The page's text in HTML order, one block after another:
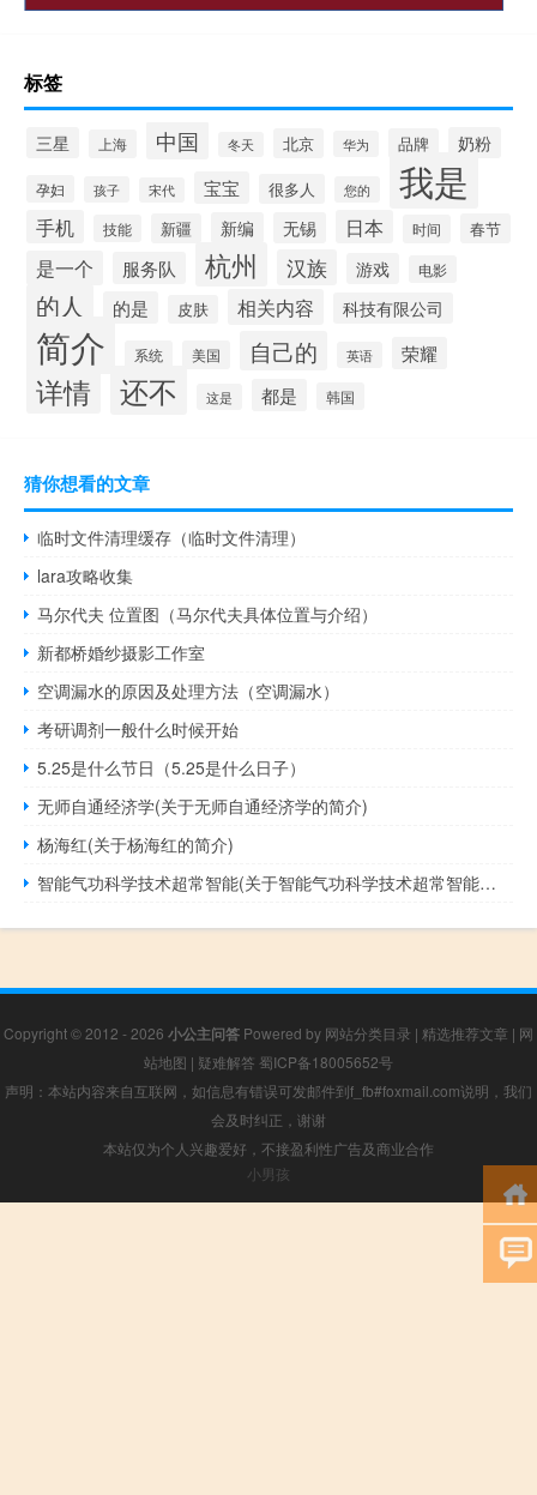
标签
三星 上海 中国 冬天 北京 华为 品牌 奶粉
孕妇 孩子 宋代 宝宝 很多人 您的 我是
手机 技能 新疆 新编 无锡 日本 时间 春节
是一个 服务队 杭州 汉族 游戏 电影
的人 的是 皮肤 相关内容 科技有限公司
简介 系统 美国 自己的 英语 荣耀
详情 还不 这是 都是 韩国
猜你想看的文章
临时文件清理缓存（临时文件清理）
lara攻略收集
马尔代夫 位置图（马尔代夫具体位置与介绍）
新都桥婚纱摄影工作室
空调漏水的原因及处理方法（空调漏水）
考研调剂一般什么时候开始
5.25是什么节日（5.25是什么日子）
无师自通经济学(关于无师自通经济学的简介)
杨海红(关于杨海红的简介)
智能气功科学技术超常智能(关于智能气功科学技术超常智能的简介)
Copyright © 2012 - 2026 小公主问答 Powered by 网站分类目录 | 精选推荐文章 | 网
站地图 | 疑难解答 蜀ICP备18005652号
声明：本站内容来自互联网，如信息有错误可发邮件到f_fb#foxmail.com说明，我们
会及时纠正，谢谢
本站仅为个人兴趣爱好，不接盈利性广告及商业合作
小男孩